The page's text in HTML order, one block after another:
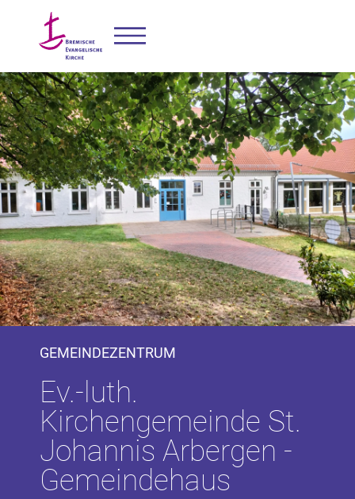
GEMEINDEZENTRUM
Ev.-luth.
Kirchengemeinde St.
Johannis Arbergen -
Gemeindehaus